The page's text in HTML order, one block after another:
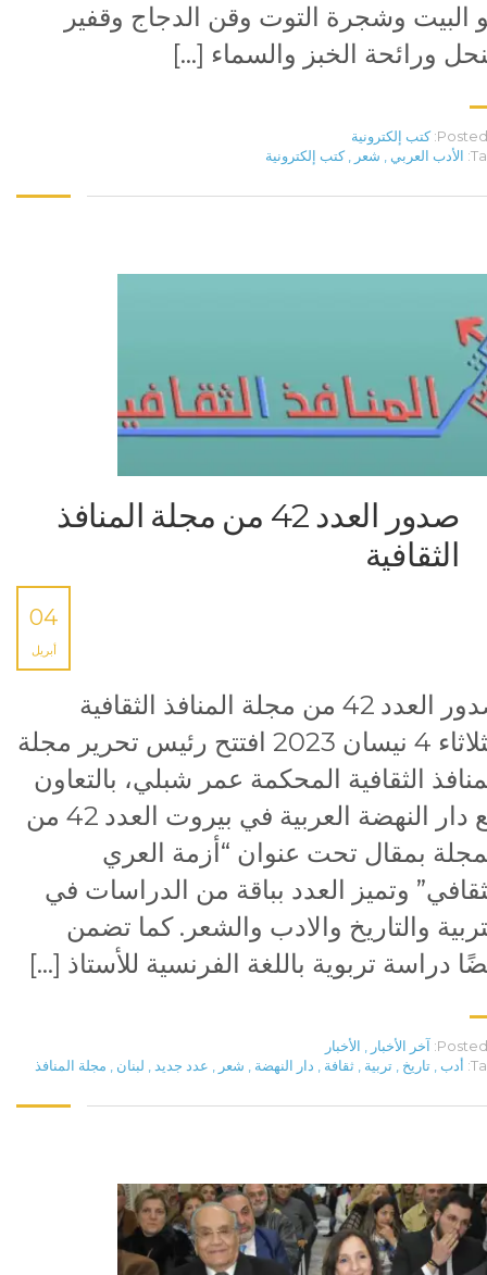
البيت وشجرة التوت وقن الدجاج وقفير
ورائحة الخبز والسماء […]
Posted كتب إلكترونية
الأدب العربي , شعر , كتب إلكترونية
صدور العدد 42 من مجلة المنافذ
الثقافية
04
أبريل
صدور العدد 42 من مجلة المنافذ الثقافية
الثلاثاء 4 نيسان 2023 افتتح رئيس تحرير مجلة
الثقافية المحكمة عمر شبلي، بالتعاون
مع دار النهضة العربية في بيروت العدد 42 من
بمقال تحت عنوان “أزمة العري
وتميز العدد بباقة من الدراسات في
والتاريخ والادب والشعر. كما تضمن
دراسة تربوية باللغة الفرنسية للأستاذ […]
Posted آخر الأخبار
الأخبار
أدب تاريخ تربية ثقافة دار النهضة شعر عدد جديد لبنان مجلة المنافذ